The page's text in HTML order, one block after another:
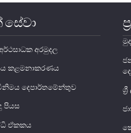
සේවා
අරමුදල
කළමනාකරණය
දෙපාර්තමේන්තුව
පියස
ඒකකය